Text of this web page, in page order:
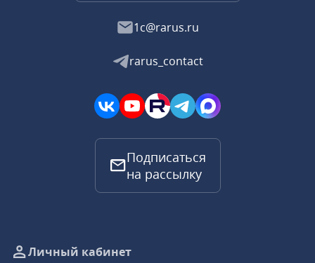
1c@rarus.ru
rarus_contact
Подписаться
на рассылку
Личный кабинет